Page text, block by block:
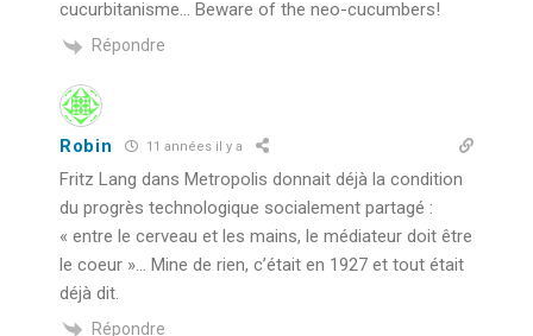
cucurbitanisme… Beware of the neo-cucumbers!
Répondre
Robin 11 années il y a
Fritz Lang dans Metropolis donnait déjà la condition
du progrès technologique socialement partagé :
« entre le cerveau et les mains, le médiateur doit être
le coeur »… Mine de rien, c’était en 1927 et tout était
déjà dit.
Répondre